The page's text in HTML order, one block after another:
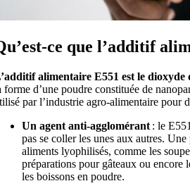
ce que l’additif
alimentaire E551 est le dioxyde
forme d’une poudre constituée de
par l’industrie agro-alimentaire pour
Un agent anti-agglomérant: le
pas se coller les unes aux autres.
aliments lyophilisés, comme les
préparations pour gâteaux ou encore
les boissons en poudre.